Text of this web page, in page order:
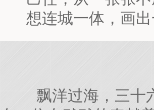
想连城一体，画
飘洋过海，三十六